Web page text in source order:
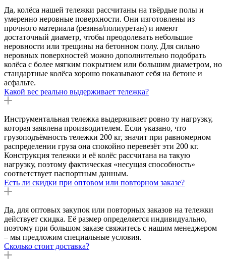
Да, колёса нашей тележки рассчитаны на твёрдые полы и
умеренно неровные поверхности. Они изготовлены из
прочного материала (резина/полиуретан) и имеют
достаточный диаметр, чтобы преодолевать небольшие
неровности или трещины на бетонном полу. Для сильно
неровных поверхностей можно дополнительно подобрать
колёса с более мягким покрытием или большим диаметром, но
стандартные колёса хорошо показывают себя на бетоне и
асфальте.
Какой вес реально выдерживает тележка?
Инструментальная тележка выдерживает ровно ту нагрузку,
которая заявлена производителем. Если указано, что
грузоподъёмность тележки 200 кг, значит при равномерном
распределении груза она спокойно перевезёт эти 200 кг.
Конструкция тележки и её колёс рассчитана на такую
нагрузку, поэтому фактическая «несущая способность»
соответствует паспортным данным.
Есть ли скидки при оптовом или повторном заказе?
Да, для оптовых закупок или повторных заказов на тележки
действует скидка. Её размер определяется индивидуально,
поэтому при большом заказе свяжитесь с нашим менеджером
– мы предложим специальные условия.
Сколько стоит доставка?